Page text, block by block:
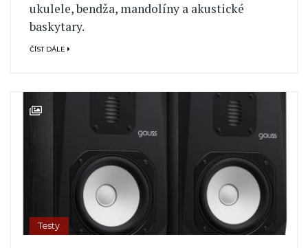
ukulele, bendža, mandolíny a akustické
baskytary.
ČÍST DÁLE
Testy